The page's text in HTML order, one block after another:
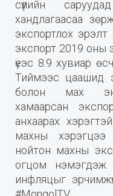
сүүлийн
хандлагаасаа
экспортлох эрэлт
экспорт 2019 оны
үеэс 8.9 хувиар
Тиймээс цаашид
болон мах
хамаарсан
анхаарах
махны хэрэгцээ
нойтон махны
огцом нэмэгдэж
инфляцыг